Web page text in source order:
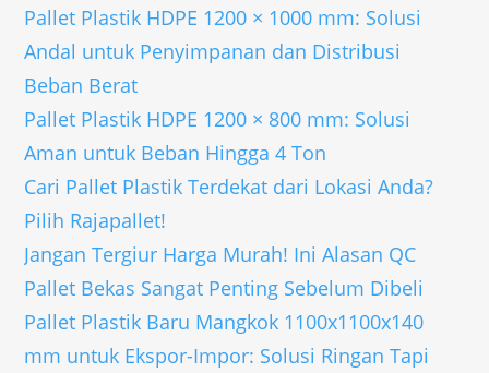
Pallet Plastik HDPE 1200 × 1000 mm: Solusi
Andal untuk Penyimpanan dan Distribusi
Beban Berat
Pallet Plastik HDPE 1200 × 800 mm: Solusi
Aman untuk Beban Hingga 4 Ton
Cari Pallet Plastik Terdekat dari Lokasi Anda?
Pilih Rajapallet!
Jangan Tergiur Harga Murah! Ini Alasan QC
Pallet Bekas Sangat Penting Sebelum Dibeli
Pallet Plastik Baru Mangkok 1100x1100x140
mm untuk Ekspor-Impor: Solusi Ringan Tapi